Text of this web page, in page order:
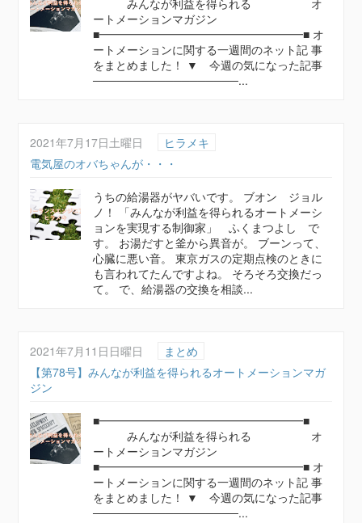
みんなが利益を得られる オ
ートメーションマガジン
■━━━━━━━━━━━━━━━━━━■ オ
ートメーションに関する一週間のネット記 事
をまとめました！ ▼ 今週の気になった記事
──────────────────...
2021年7月17日土曜日
ヒラメキ
電気屋のオバちゃんが・・・
うちの給湯器がヤバいです。 ブオン ジョル
ノ！ 「みんなが利益を得られるオートメーシ
ョンを実現する制御家」 ふくまつよし で
す。 お湯だすと釜から異音が。 ブーンって、
心臓に悪い音。 東京ガスの定期点検のときに
も言われてたんですよね。 そろそろ交換だっ
て。 で、給湯器の交換を相談...
2021年7月11日日曜日
まとめ
【第78号】みんなが利益を得られるオートメーションマガ
ジン
■━━━━━━━━━━━━━━━━━━■
みんなが利益を得られる オ
ートメーションマガジン
■━━━━━━━━━━━━━━━━━━■ オ
ートメーションに関する一週間のネット記 事
をまとめました！ ▼ 今週の気になった記事
──────────────────...